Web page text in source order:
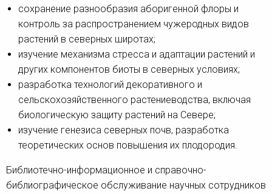
сохранение разнообразия аборигенной флоры и
контроль за распространением чужеродных видов
растений в северных широтах;
изучение механизма стресса и адаптации растений и
других компонентов биоты в северных условиях;
разработка технологий декоративного и
сельскохозяйственного растениеводства, включая
биологическую защиту растений на Севере;
изучение генезиса северных почв, разработка
теоретических основ повышения их плодородия.
Библиотечно-информационное и справочно-
библиографическое обслуживание научных сотрудников